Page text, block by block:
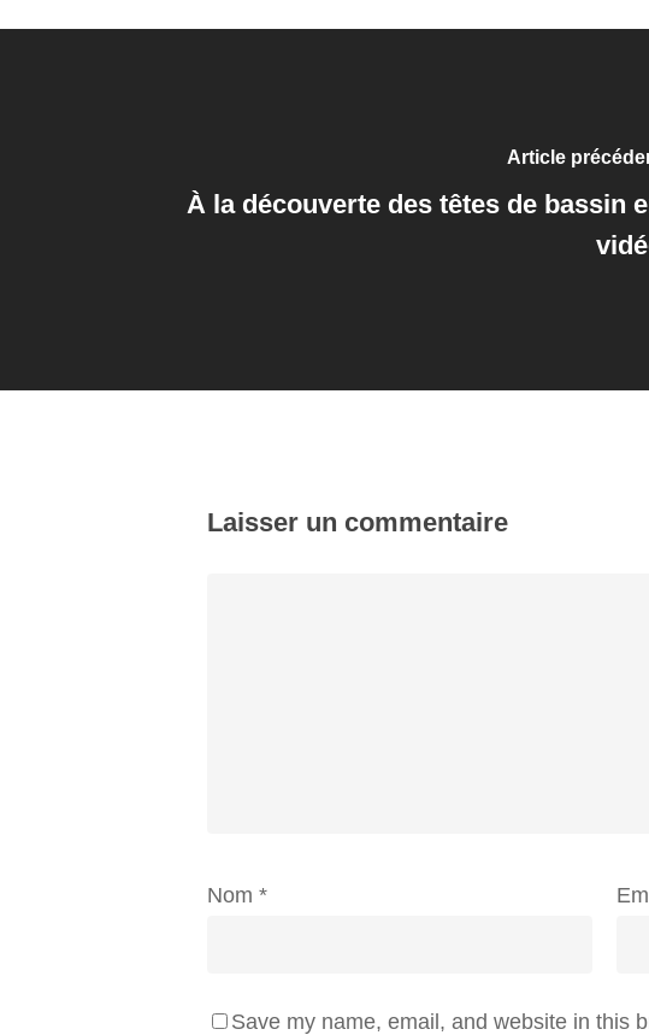
Article
À la découverte des têtes de bassin
Laisser un commentaire
Nom *
Save my name, email, and website in this